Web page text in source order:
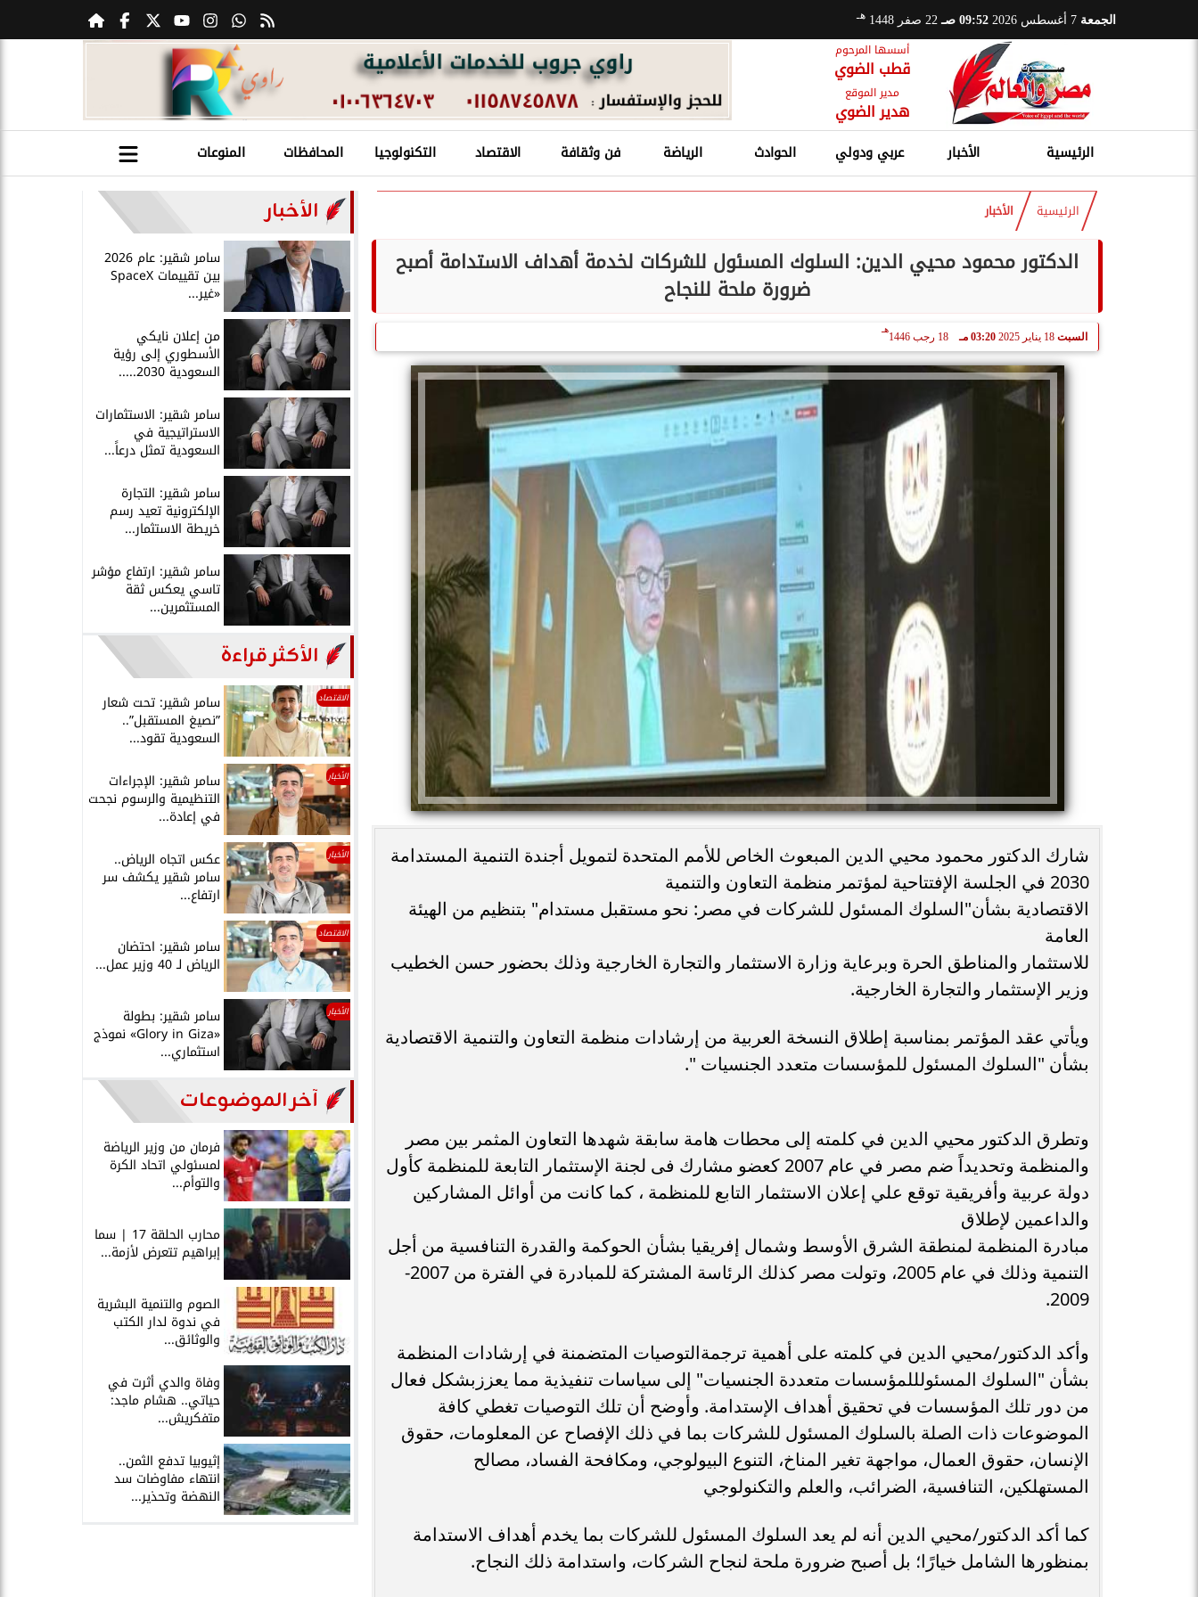
الجمعة 09:52 صـ 22 صفر 1448 هـ
أسسها المرحوم
قطب الضوي
مدير الموقع
هدير الضوي
الرئيسية الأخبار عربي ودولي الحوادث الرياضة فن وثقافة الاقتصاد التكنولوجيا المحافظات المنوعات
الرئيسية الأخبار
الدكتور محمود محيي الدين: السلوك المسئول للشركات لخدمة أهداف الاستدامة أصبح
ضرورة ملحة للنجاح
السبت 18 يناير 2025 03:20 مـ 18 رجب 1446
هـ
شارك الدكتور محمود محيي الدين المبعوث الخاص للأمم المتحدة لتمويل أجندة التنمية المستدامة
2030 في الجلسة الإفتتاحية لمؤتمر منظمة التعاون والتنمية
الاقتصادية بشأن"السلوك المسئول للشركات في مصر: نحو مستقبل مستدام" بتنظيم من الهيئة
العامة
للاستثمار والمناطق الحرة وبرعاية وزارة الاستثمار والتجارة الخارجية وذلك بحضور حسن الخطيب
وزير الإستثمار والتجارة الخارجية.
ويأتي عقد المؤتمر بمناسبة إطلاق النسخة العربية من إرشادات منظمة التعاون والتنمية الاقتصادية
بشأن "السلوك المسئول للمؤسسات متعدد الجنسيات ".
وتطرق الدكتور محيي الدين في كلمته إلى محطات هامة سابقة شهدها التعاون المثمر بين مصر
والمنظمة وتحديداً ضم مصر في عام 2007 كعضو مشارك فى لجنة الإستثمار التابعة للمنظمة كأول
دولة عربية وأفريقية توقع علي إعلان الاستثمار التابع للمنظمة ، كما كانت من أوائل المشاركين
والداعمين لإطلاق
مبادرة المنظمة لمنطقة الشرق الأوسط وشمال إفريقيا بشأن الحوكمة والقدرة التنافسية من أجل
التنمية وذلك في عام 2005، وتولت مصر كذلك الرئاسة المشتركة للمبادرة في الفترة من 2007-
2009.
وأكد الدكتور/محيي الدين في كلمته على أهمية ترجمةالتوصيات المتضمنة في إرشادات المنظمة
بشأن "السلوك المسئولللمؤسسات متعددة الجنسيات" إلى سياسات تنفيذية مما يعززبشكل فعال
من دور تلك المؤسسات في تحقيق أهداف الإستدامة. وأوضح أن تلك التوصيات تغطي كافة
الموضوعات ذات الصلة بالسلوك المسئول للشركات بما في ذلك الإفصاح عن المعلومات، حقوق
الإنسان، حقوق العمال، مواجهة تغير المناخ، التنوع البيولوجي، ومكافحة الفساد، مصالح
المستهلكين، التنافسية، الضرائب، والعلم والتكنولوجي
كما أكد الدكتور/محيي الدين أنه لم يعد السلوك المسئول للشركات بما يخدم أهداف الاستدامة
بمنظورها الشامل خيارًا؛ بل أصبح ضرورة ملحة لنجاح الشركات، واستدامة ذلك النجاح.
الأخبار
سامر شقير: عام 2026
بين تقييمات SpaceX
«غير...
من إعلان نايكي
الأسطوري إلى رؤية
السعودية 2030.....
سامر شقير: الاستثمارات
الاستراتيجية في
السعودية تمثل درعاً...
سامر شقير: التجارة
الإلكترونية تعيد رسم
خريطة الاستثمار...
سامر شقير: ارتفاع مؤشر
تاسي يعكس ثقة
المستثمرين...
الأكثر قراءة
الاقتصاد سامر شقير: تحت شعار
”نصيغ المستقبل”..
السعودية تقود...
الأخبار سامر شقير: الإجراءات
التنظيمية والرسوم نجحت
في إعادة...
الأخبار عكس اتجاه الرياض..
سامر شقير يكشف سر
ارتفاع...
الاقتصاد
سامر شقير: احتضان
الرياض لـ 40 وزير عمل...
الأخبار سامر شقير: بطولة
«Glory in Giza» نموذج
استثماري...
آخر الموضوعات
فرمان من وزير الرياضة
لمسئولي اتحاد الكرة
والتوأم...
محارب الحلقة 17 | سما
إبراهيم تتعرض لأزمة...
الصوم والتنمية البشرية
في ندوة لدار الكتب
والوثائق...
وفاة والدي أثرت في
حياتي.. هشام ماجد:
متفكريش...
إثيوبيا تدفع الثمن..
انتهاء مفاوضات سد
النهضة وتحذير...